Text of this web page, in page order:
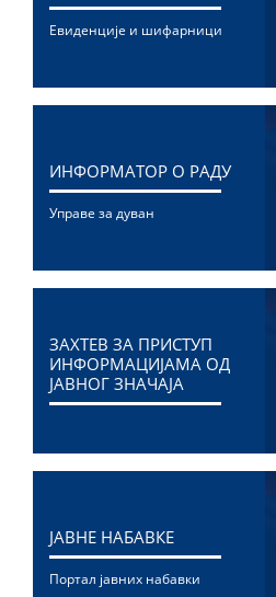
Евиденције и шифарници
ИНФОРМАТОР О РАДУ
Управе за дуван
ЗАХТЕВ ЗА ПРИСТУП
ИНФОРМАЦИЈАМА ОД
ЈАВНОГ ЗНАЧАЈА
ЈАВНЕ НАБАВКЕ
Портал јавних набавки